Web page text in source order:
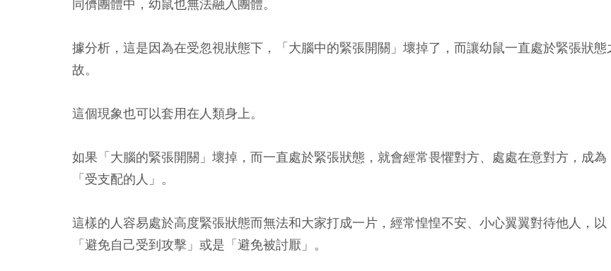
同儕團體中，幼鼠也無法融入團體。
據分析，這是因為在受忽視狀態下，「大腦中的緊張開關」壞掉了，而讓幼鼠一直處於緊張狀態
故。
這個現象也可以套用在人類身上。
如果「大腦的緊張開關」壞掉，而一直處於緊張狀態，就會經常畏懼對方、處處在意對方，成為
「受支配的人」。
這樣的人容易處於高度緊張狀態而無法和大家打成一片，經常惶惶不安、小心翼翼對待他人，以
「避免自己受到攻擊」或是「避免被討厭」。